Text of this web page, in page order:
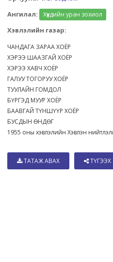
Ангилал:
Хүүхдийн уран зохиол
Хэвлэлийн газар:
ЧАНДАГА ЗАРАА ХОЁР
ХЭРЭЭ ШААЗГАЙ ХОЁР
ХЭРЭЭ ХАВЧ ХОЁР
ГАЛУУ ТОГОРУУ ХОЁР
ТУУЛАЙН ГОМДОЛ
БҮРГЭД МУУР ХОЁР
БААВГАЙ ТҮНШҮҮР ХОЁР
БУСДЫН ӨНДӨГ
1955 оны хэвлэлийн Хэвлэн
ТАТАЖ АВАХ ТҮГЭЭХ